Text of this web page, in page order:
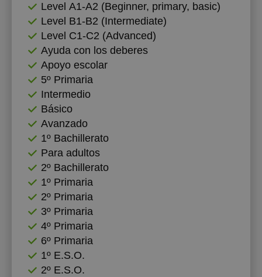
Level А1-А2 (Beginner, primary, basic)
Level B1-B2 (Intermediate)
Level C1-C2 (Advanced)
Ayuda con los deberes
Apoyo escolar
5º Primaria
Intermedio
Básico
Avanzado
1º Bachillerato
Para adultos
2º Bachillerato
1º Primaria
2º Primaria
3º Primaria
4º Primaria
6º Primaria
1º E.S.O.
2º E.S.O.